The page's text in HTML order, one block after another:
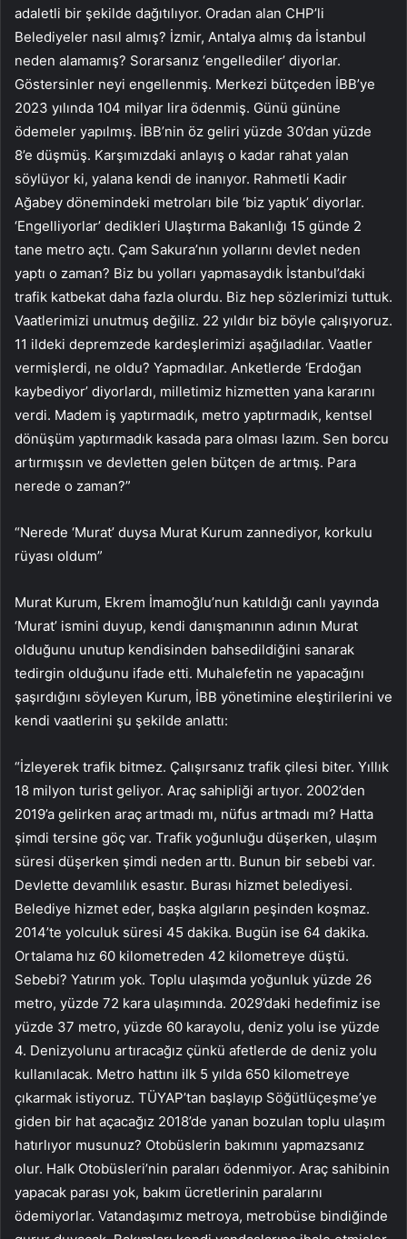
adaletli bir şekilde dağıtılıyor. Oradan alan CHP’li
Belediyeler nasıl almış? İzmir, Antalya almış da İstanbul
neden alamamış? Sorarsanız ‘engellediler’ diyorlar.
Göstersinler neyi engellenmiş. Merkezi bütçeden İBB’ye
2023 yılında 104 milyar lira ödenmiş. Günü gününe
ödemeler yapılmış. İBB’nin öz geliri yüzde 30’dan yüzde
8’e düşmüş. Karşımızdaki anlayış o kadar rahat yalan
söylüyor ki, yalana kendi de inanıyor. Rahmetli Kadir
Ağabey dönemindeki metroları bile ‘biz yaptık’ diyorlar.
‘Engelliyorlar’ dedikleri Ulaştırma Bakanlığı 15 günde 2
tane metro açtı. Çam Sakura’nın yollarını devlet neden
yaptı o zaman? Biz bu yolları yapmasaydık İstanbul’daki
trafik katbekat daha fazla olurdu. Biz hep sözlerimizi tuttuk.
Vaatlerimizi unutmuş değiliz. 22 yıldır biz böyle çalışıyoruz.
11 ildeki depremzede kardeşlerimizi aşağıladılar. Vaatler
vermişlerdi, ne oldu? Yapmadılar. Anketlerde ‘Erdoğan
kaybediyor’ diyorlardı, milletimiz hizmetten yana kararını
verdi. Madem iş yaptırmadık, metro yaptırmadık, kentsel
dönüşüm yaptırmadık kasada para olması lazım. Sen borcu
artırmışsın ve devletten gelen bütçen de artmış. Para
nerede o zaman?”
“Nerede ‘Murat’ duysa Murat Kurum zannediyor, korkulu
rüyası oldum”
Murat Kurum, Ekrem İmamoğlu’nun katıldığı canlı yayında
‘Murat’ ismini duyup, kendi danışmanının adının Murat
olduğunu unutup kendisinden bahsedildiğini sanarak
tedirgin olduğunu ifade etti. Muhalefetin ne yapacağını
şaşırdığını söyleyen Kurum, İBB yönetimine eleştirilerini ve
kendi vaatlerini şu şekilde anlattı:
“İzleyerek trafik bitmez. Çalışırsanız trafik çilesi biter. Yıllık
18 milyon turist geliyor. Araç sahipliği artıyor. 2002’den
2019’a gelirken araç artmadı mı, nüfus artmadı mı? Hatta
şimdi tersine göç var. Trafik yoğunluğu düşerken, ulaşım
süresi düşerken şimdi neden arttı. Bunun bir sebebi var.
Devlette devamlılık esastır. Burası hizmet belediyesi.
Belediye hizmet eder, başka algıların peşinden koşmaz.
2014’te yolculuk süresi 45 dakika. Bugün ise 64 dakika.
Ortalama hız 60 kilometreden 42 kilometreye düştü.
Sebebi? Yatırım yok. Toplu ulaşımda yoğunluk yüzde 26
metro, yüzde 72 kara ulaşımında. 2029’daki hedefimiz ise
yüzde 37 metro, yüzde 60 karayolu, deniz yolu ise yüzde
4. Denizyolunu artıracağız çünkü afetlerde de deniz yolu
kullanılacak. Metro hattını ilk 5 yılda 650 kilometreye
çıkarmak istiyoruz. TÜYAP’tan başlayıp Söğütlüçeşme’ye
giden bir hat açacağız 2018’de yanan bozulan toplu ulaşım
hatırlıyor musunuz? Otobüslerin bakımını yapmazsanız
olur. Halk Otobüsleri’nin paraları ödenmiyor. Araç sahibinin
yapacak parası yok, bakım ücretlerinin paralarını
ödemiyorlar. Vatandaşımız metroya, metrobüse bindiğinde